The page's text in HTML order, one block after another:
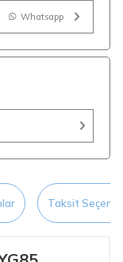
Whatsapp
Taksit